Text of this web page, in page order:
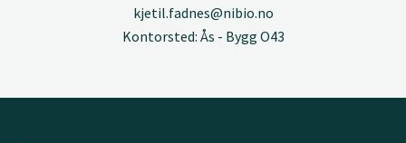
kjetil.fadnes@nibio.no
Kontorsted: Ås - Bygg O43